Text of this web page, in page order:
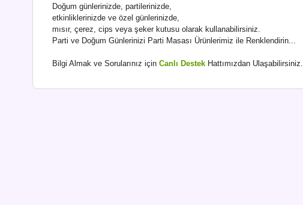
Doğum günlerinizde, partilerinizde,
etkinliklerinizde ve özel günlerinizde,
mısır, çerez, cips veya şeker kutusu olarak kullanabilirsiniz.
Parti ve Doğum Günlerinizi Parti Masası Ürünlerimiz ile Renklendirin...
Bilgi Almak ve Sorularınız için Canlı Destek Hattımızdan Ulaşabilirsiniz.